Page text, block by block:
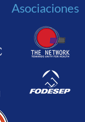
Asociaciones